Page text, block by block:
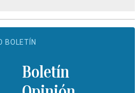
BOLETÍN
Boletín